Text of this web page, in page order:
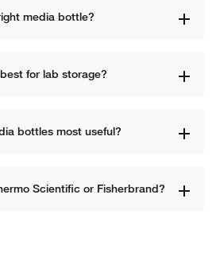
media bottle?
for lab storage?
bottles most useful?
Scientific or Fisherbrand?